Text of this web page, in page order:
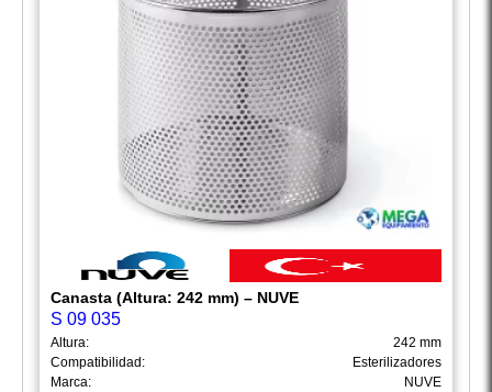
Canasta (Altura: 242 mm) – NUVE
S 09 035
Altura:
242 mm
Compatibilidad:
Esterilizadores
Marca:
NUVE